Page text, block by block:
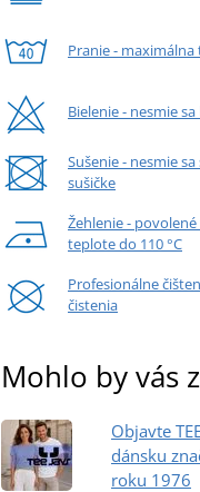
Pranie -
Bielenie - nesmie
Sušenie - nesmie
sušičke
Žehlenie -
teplote do 110 °C
Profesionálne
čistenia
Mohlo by vás
Objavte
dánsku
roku 1976